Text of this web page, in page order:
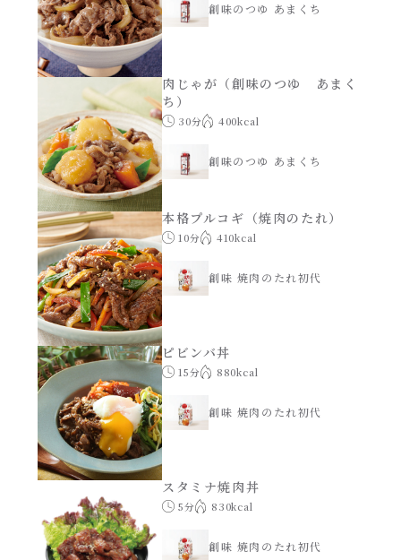
創味のつゆ あまくち
肉じゃが（創味のつゆ あまく
ち）
30分 400kcal
創味のつゆ あまくち
本格プルコギ（焼肉のたれ）
10分 410kcal
創味 焼肉のたれ初代
ピビンバ丼
15分 880kcal
創味 焼肉のたれ初代
スタミナ焼肉丼
5分 830kcal
創味 焼肉のたれ初代